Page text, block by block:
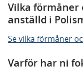
Vilka förmåner
anställd i
Se vilka förmåner
Varför har ni